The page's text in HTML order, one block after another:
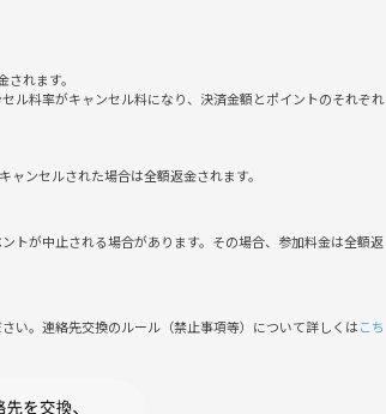
れます。
ル料率がキャンセル料になり、決済金額とポイントのそれぞれ
ンセルされた場合は全額返金されます。
トが中止される場合があります。その場合、参加料金は全額返
い。連絡先交換のルール（禁止事項等）について詳しくはこち